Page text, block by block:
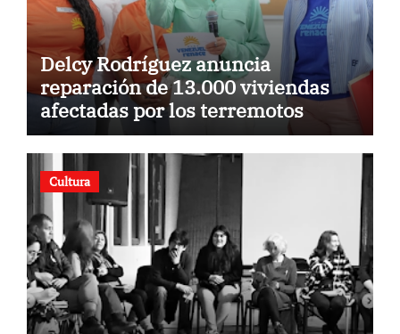
Delcy Rodríguez anuncia
reparación de 13.000 viviendas
afectadas por los terremotos
Cultura